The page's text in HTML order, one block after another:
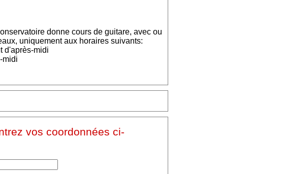
donne cours de guitare, avec ou
uniquement aux horaires suivants:
d'après-midi
midi
vos coordonnées ci-